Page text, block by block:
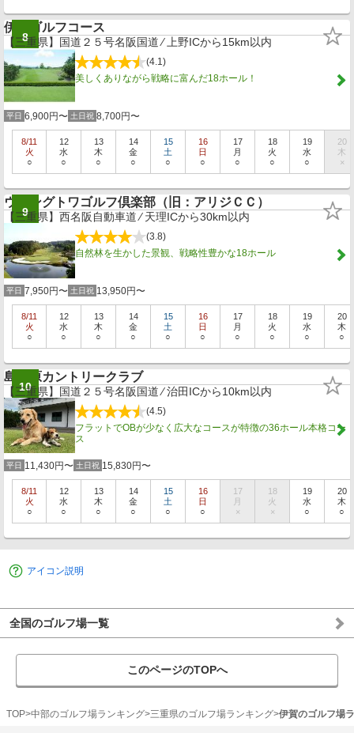
8
伊賀ゴルフコース
【三重県】国道２５号名阪国道 ⁄ 上野ICから15km以内
(4.1)
美しくありながら戦略に富んだ18ホール！
平日 6,900円〜 土日祝 8,700円〜
8/11
火
○
12
水
○
13
木
○
14
金
○
15
土
○
16
日
○
17
月
○
18
火
○
19
水
○
20
木
×
9
ウイングトワゴルフ倶楽部（旧：アリジＣＣ）
【三重県】西名阪自動車道 ⁄ 天理ICから30km以内
(3.8)
自然林を生かした景観、戦略性豊かな18ホール
平日 7,950円〜 土日祝 13,950円〜
8/11
火
○
12
水
○
13
木
○
14
金
○
15
土
○
16
日
○
17
月
○
18
火
○
19
水
○
20
木
○
10
島ヶ原カントリークラブ
【三重県】国道２５号名阪国道 ⁄ 治田ICから10km以内
(4.5)
フラットでOBが少なく広大なコースが特徴の36ホール本格コー
ス
平日 11,430円〜 土日祝 15,830円〜
8/11
火
○
12
水
○
13
木
○
14
金
○
15
土
○
16
日
○
17
月
×
18
火
×
19
水
○
20
木
○
アイコン説明
全国のゴルフ場一覧
このページのTOPへ
TOP 中部のゴルフ場ランキング 三重県のゴルフ場ランキング 伊賀のゴルフ場